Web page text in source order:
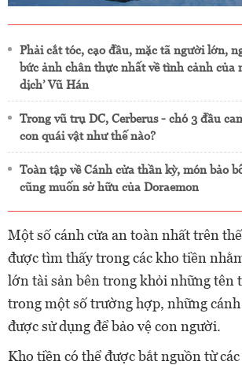
Phải cắt tóc, cạo đầu, mặc tã người lớn,
bức ảnh chân thực nhất về tình cảnh của
dịch’ Vũ Hán
Trong vũ trụ DC, Cerberus - chó 3 đầu
con quái vật như thế nào?
Toàn tập về Cánh cửa thần kỳ, món bảo
cũng muốn sở hữu của Doraemon
Một số cánh cửa an toàn nhất trên
được tìm thấy trong các kho tiền
lớn tài sản bên trong khỏi những tên
trong một số trường hợp, những cánh
được sử dụng để bảo vệ con người.
Kho tiền có thể được bắt nguồn từ